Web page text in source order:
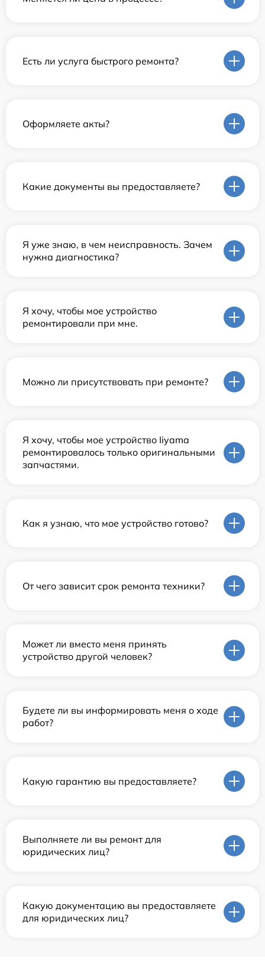
Есть ли услуга быстрого ремонта?
Оформляете акты?
Какие документы вы предоставляете?
Я уже знаю, в чем неисправность. Зачем
нужна диагностика?
Я хочу, чтобы мое устройство
ремонтировали при мне.
Можно ли присутствовать при ремонте?
Я хочу, чтобы мое устройство Iiyama
ремонтировалось только оригинальными
запчастями.
Как я узнаю, что мое устройство готово?
От чего зависит срок ремонта техники?
Может ли вместо меня принять
устройство другой человек?
Будете ли вы информировать меня о ходе
работ?
Какую гарантию вы предоставляете?
Выполняете ли вы ремонт для
юридических лиц?
Какую документацию вы предоставляете
для юридических лиц?